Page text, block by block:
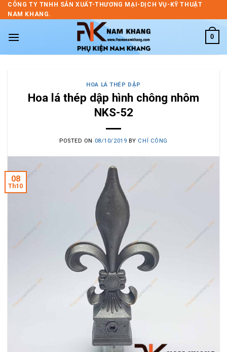
Skip
to
CÔNG TY TNHH SẢN XUẤT-THƯƠNG MẠI-DỊCH VỤ-KỸ THUẬT
NAM KHANG.
0
HOA LÁ THÉP DẬP
Hoa lá thép dập hình chông nhôm
NKS-52
POSTED ON 08/10/2019 BY CHÍ CÔNG
08
Th10